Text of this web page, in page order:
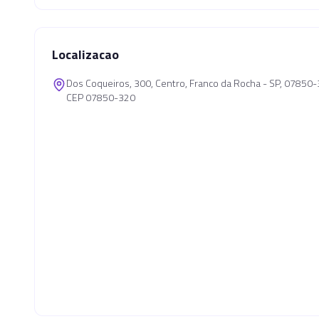
Localizacao
Dos Coqueiros, 300, Centro, Franco da Rocha - SP,
CEP 07850-320